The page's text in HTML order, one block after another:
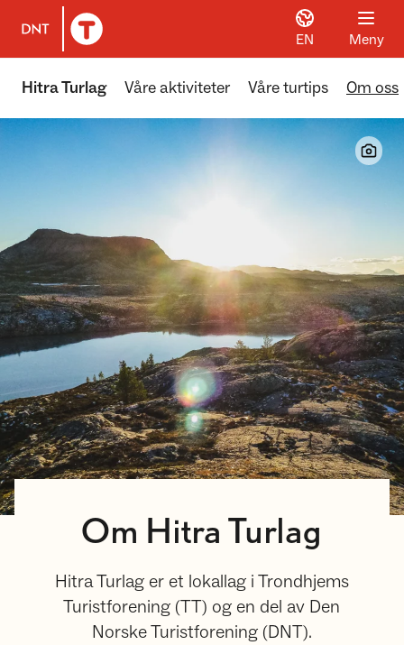
Til DNT.no forside
EN Meny
Hitra Turlag Våre aktiviteter Våre turtips Om oss
Om Hitra Turlag
Hitra Turlag er et lokallag i Trondhjems
Turistforening (TT) og en del av Den
Norske Turistforening (DNT).